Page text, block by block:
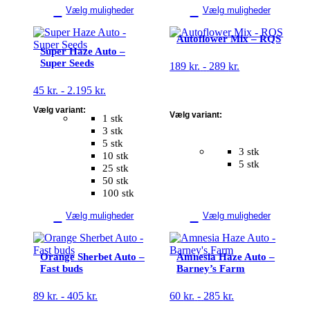
Vælg muligheder Vælg muligheder
Super Haze Auto –
Super Seeds
45 kr. - 2.195 kr.
til
2.195 kr.
1 stk
3 stk
5 stk
10 stk
25 stk
50 stk
100 stk
Vælg variant:
Vælg muligheder
Dette
vare
har
flere
Mulighederne
kan
Autoflower Mix – RQS
189kr. - 289kr.
3 stk
5 stk
Vælg variant:
Vælg muligheder
Dette
vare
flere
vælges
Orange Sherbet Auto –
Fast buds
89 kr. - 405 kr.
Dette
vare
har
flere
Mulighederne
Amnesia Haze Auto –
Barney’s Farm
60kr. - 285kr.
Dette
vare
har
flere
Mulighederne